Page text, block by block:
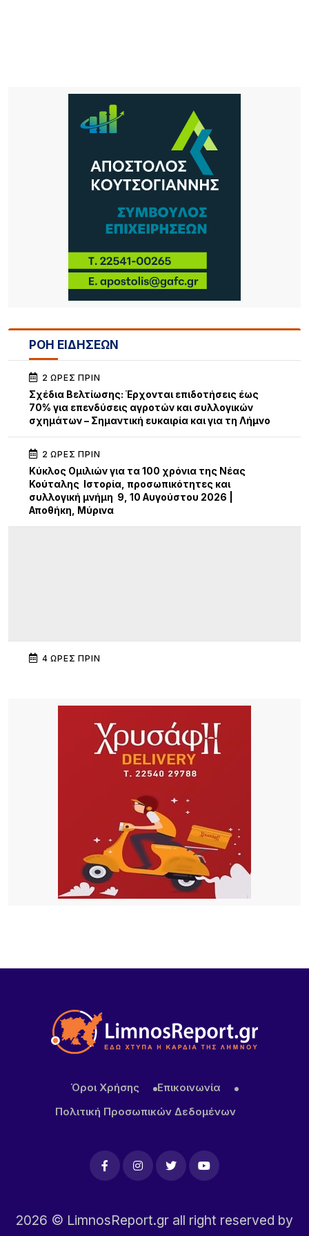
ΡΟΗ ΕΙΔΗΣΕΩΝ
2 ΏΡΕΣ ΠΡΙΝ
Σχέδια Βελτίωσης: Έρχονται επιδοτήσεις έως
70% για επενδύσεις αγροτών και συλλογικών
σχημάτων – Σημαντική ευκαιρία και για τη Λήμνο
2 ΏΡΕΣ ΠΡΙΝ
Κύκλος Ομιλιών για τα 100 χρόνια της Νέας
Κούταλης Ιστορία, προσωπικότητες και
συλλογική μνήμη 9, 10 Αυγούστου 2026 |
Αποθήκη, Μύρινα
4 ΏΡΕΣ ΠΡΙΝ
4 ΏΡΕΣ ΠΡΙΝ
Ακρίβεια: Το μοσχάρι «εκτοξεύτηκε» κατά 28,4%
από τα τέλη του 2024
Καιρός: Στα 40άρια θα «ψηθούν» δυτική και
βόρεια Ελλάδα – Έως 8 μποφόρ οι άνεμοι στο
Αιγαίο μέχρι Δεκαπενταύγουστο
18 ΏΡΕΣ ΠΡΙΝ
Μεγάλα projects για τον τουρισμό στο Βόρειο
Αιγαίο: Νέες ξενοδοχειακές επενδύσεις σε Λήμνο,
Κορυφώνεται το κύμα αφίξεων στη Λήμνο –
Όροι Χρήσης
Επικοινωνία
Πολιτική Προσωπικών Δεδομένων
2026 © LimnosReport.gr all right reserved by